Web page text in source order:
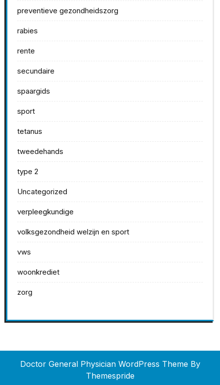
preventieve gezondheidszorg
rabies
rente
secundaire
spaargids
sport
tetanus
tweedehands
type 2
Uncategorized
verpleegkundige
volksgezondheid welzijn en sport
vws
woonkrediet
zorg
Doctor General Physician WordPress ThemeBy
Themespride